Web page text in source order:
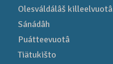
Olesváldálâš killeelvuotâ
Sánádâh
Puátteevuotâ
Tiätukišto